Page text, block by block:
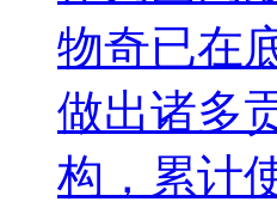
物奇已在
做出诸多
构，累计